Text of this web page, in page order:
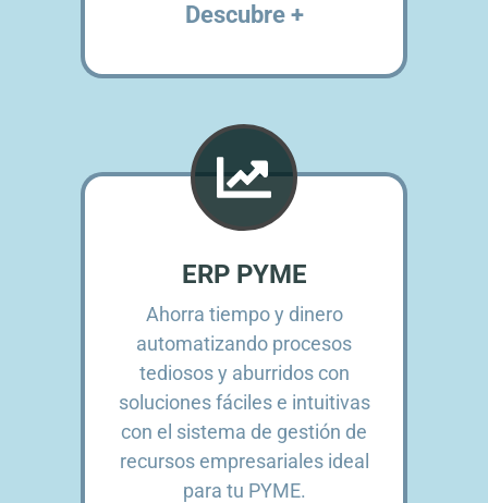
Descubre +
ERP PYME
Ahorra tiempo y dinero
automatizando procesos
tediosos y aburridos con
soluciones fáciles e intuitivas
con el sistema de gestión de
recursos empresariales ideal
para tu PYME.